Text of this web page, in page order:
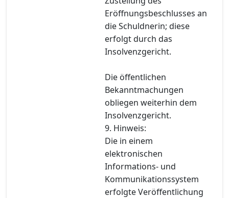
Eröffnungsbeschlusses an
die Schuldnerin; diese
erfolgt durch das
Insolvenzgericht.
Die öffentlichen
Bekanntmachungen
obliegen weiterhin dem
Insolvenzgericht.
9. Hinweis:
Die in einem
elektronischen
Informations- und
Kommunikationssystem
erfolgte Veröffentlichung